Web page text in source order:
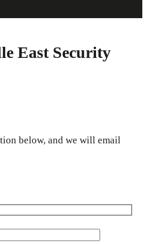
East Security
below, and we will email